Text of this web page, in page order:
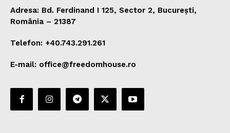
Adresa: Bd. Ferdinand I 125, Sector 2, București,
România – 21387
Telefon: +40.743.291.261
E-mail: office@freedomhouse.ro